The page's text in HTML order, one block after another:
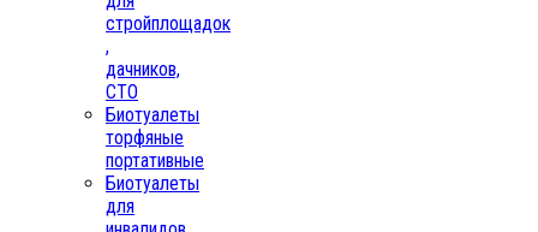
стройплощадок
,
дачников,
СТО
Биотуалеты
торфяные
портативные
Биотуалеты
для